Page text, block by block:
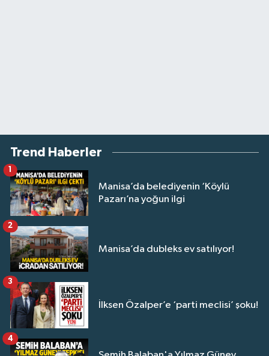
Trend Haberler
Manisa’da belediyenin ‘Köylü
Pazarı’na yoğun ilgi
Manisa’da dubleks ev satılıyor!
2
İlksen Özalper’e ‘parti meclisi’ şoku!
3
4